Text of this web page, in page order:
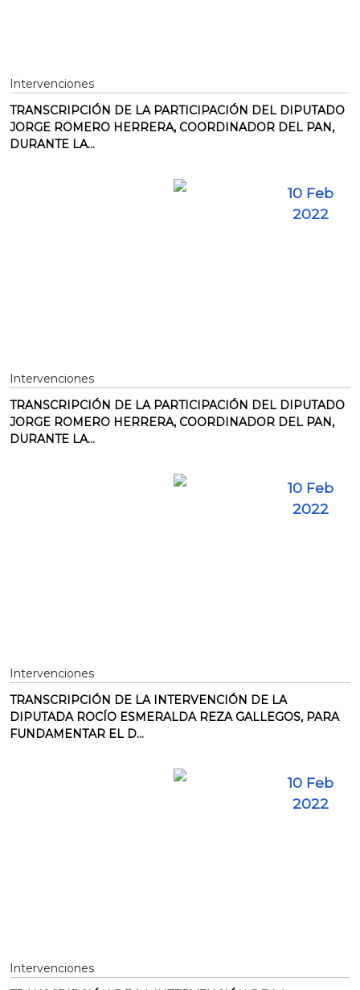
Intervenciones
TRANSCRIPCIÓN DE LA PARTICIPACIÓN DEL DIPUTADO
JORGE ROMERO HERRERA, COORDINADOR DEL PAN,
DURANTE LA...
10 Feb
2022
Intervenciones
TRANSCRIPCIÓN DE LA PARTICIPACIÓN DEL DIPUTADO
JORGE ROMERO HERRERA, COORDINADOR DEL PAN,
DURANTE LA...
10 Feb
2022
Intervenciones
TRANSCRIPCIÓN DE LA INTERVENCIÓN DE LA
DIPUTADA ROCÍO ESMERALDA REZA GALLEGOS, PARA
FUNDAMENTAR EL D...
10 Feb
2022
Intervenciones